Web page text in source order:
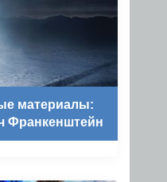
материалы:
Франкенштейн